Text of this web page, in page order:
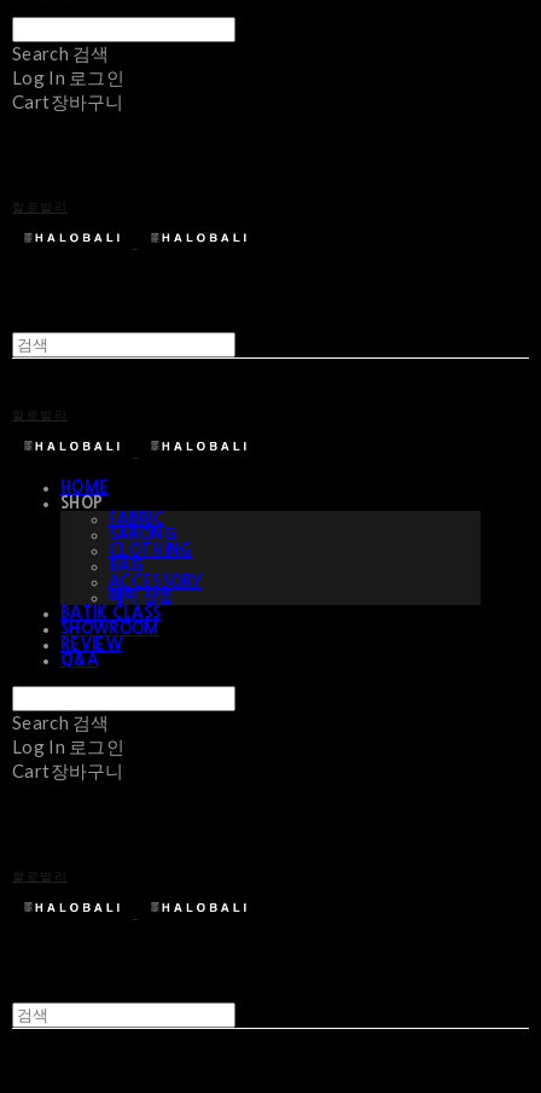
Search 검색
Log In 로그인
Cart장바구니
할로발리
할로발리
HOME
SHOP
FABRIC
SARONG
CLOTHING
BAG
ACCESSORY
예약 상품
BATIK CLASS
SHOWROOM
REVIEW
Q&A
Search 검색
Log In 로그인
Cart장바구니
할로발리